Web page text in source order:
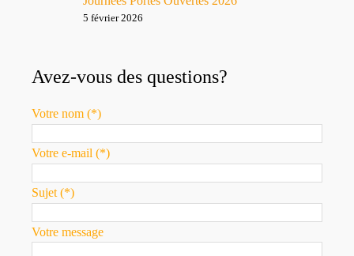
5 février 2026
Avez-vous des questions?
Votre nom (*)
Votre e-mail (*)
Sujet (*)
Votre message